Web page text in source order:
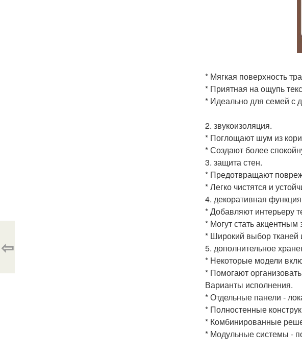
* Мягкая поверхность
* Приятная на ощупь
* Идеально для семей с
2. звукоизоляция.
* Поглощают шум из
* Создают более
3. защита стен.
* Предотвращают
* Легко чистятся и
4. декоративная
* Добавляют интерьеру
* Могут стать
* Широкий выбор тканей
5. дополнительное
* Некоторые модели
* Помогают
Варианты исполнения.
* Отдельные панели -
* Полностенные
* Комбинированные
* Модульные системы -
⇦